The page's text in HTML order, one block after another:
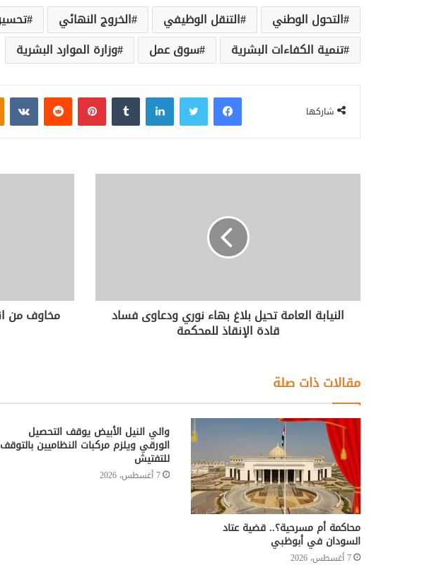
التحول الوطني التنقل الوظيفي الخروج النهائي
تنمية الكفاءات البشرية
سوق عمل وزارة الموارد البشرية
شاركها
فيسبوك لينكدإن بينتيريست
النيابة العامة تحيل بلاغ بهاء نوري ودعاوى فساد
قادة الإنقاذ للمحكمة
مخاوف من
مقالات ذات صلة
محاكمة أم مسرحية؟.. قضية عتاد
السودان في أبوظبي
7 أغسطس، 2026
والي النيل الأبيض يوقف التحصيل
الورقي ويلزم مركبات النظاميين بالتوقف
للتفتيش
7 أغسطس، 2026